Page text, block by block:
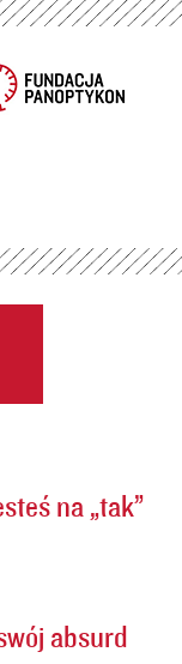
na „tak”
absurd